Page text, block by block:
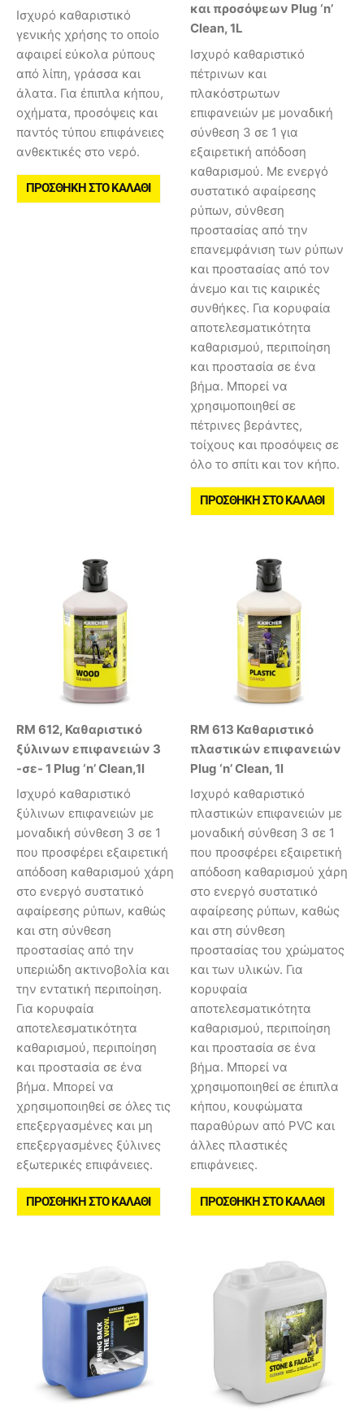
Ισχυρό καθαριστικό
γενικής χρήσης το οποίο
αφαιρεί εύκολα ρύπους
από λίπη, γράσσα και
άλατα. Για έπιπλα κήπου,
οχήματα, προσόψεις και
παντός τύπου επιφάνειες
ανθεκτικές στο νερό.
ΠΡΟΣΘΉΚΗ ΣΤΟ ΚΑΛΆΘΙ
και προσόψεων Plug ‘n’
Clean, 1L
Ισχυρό καθαριστικό
πέτρινων και
πλακόστρωτων
επιφανειών με μοναδική
σύνθεση 3 σε 1 για
εξαιρετική απόδοση
καθαρισμού. Με ενεργό
συστατικό αφαίρεσης
ρύπων, σύνθεση
προστασίας από την
επανεμφάνιση των ρύπων
και προστασίας από τον
άνεμο και τις καιρικές
συνθήκες. Για κορυφαία
αποτελεσματικότητα
καθαρισμού, περιποίηση
και προστασία σε ένα
βήμα. Μπορεί να
χρησιμοποιηθεί σε
πέτρινες βεράντες,
τοίχους και προσόψεις σε
όλο το σπίτι και τον κήπο.
ΠΡΟΣΘΉΚΗ ΣΤΟ ΚΑΛΆΘΙ
RM 612, Καθαριστικό
ξύλινων επιφανειών 3
-σε- 1 Plug ‘n’ Clean,1l
Ισχυρό καθαριστικό
ξύλινων επιφανειών με
μοναδική σύνθεση 3 σε 1
που προσφέρει εξαιρετική
απόδοση καθαρισμού χάρη
στο ενεργό συστατικό
αφαίρεσης ρύπων, καθώς
και στη σύνθεση
προστασίας από την
υπεριώδη ακτινοβολία και
την εντατική περιποίηση.
Για κορυφαία
αποτελεσματικότητα
καθαρισμού, περιποίηση
και προστασία σε ένα
βήμα. Μπορεί να
χρησιμοποιηθεί σε όλες τις
επεξεργασμένες και μη
επεξεργασμένες ξύλινες
εξωτερικές επιφάνειες.
ΠΡΟΣΘΉΚΗ ΣΤΟ ΚΑΛΆΘΙ
RM 613 Καθαριστικό
πλαστικών επιφανειών
Plug ‘n’ Clean, 1l
Ισχυρό καθαριστικό
πλαστικών επιφανειών με
μοναδική σύνθεση 3 σε 1
που προσφέρει εξαιρετική
απόδοση καθαρισμού χάρη
στο ενεργό συστατικό
αφαίρεσης ρύπων, καθώς
και στη σύνθεση
προστασίας του χρώματος
και των υλικών. Για
κορυφαία
αποτελεσματικότητα
καθαρισμού, περιποίηση
και προστασία σε ένα
βήμα. Μπορεί να
χρησιμοποιηθεί σε έπιπλα
κήπου, κουφώματα
παραθύρων από PVC και
άλλες πλαστικές
επιφάνειες.
ΠΡΟΣΘΉΚΗ ΣΤΟ ΚΑΛΆΘΙ